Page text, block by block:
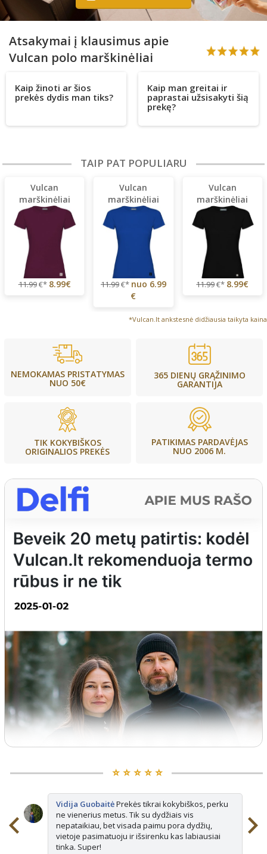
Atsakymai į klausimus apie
Vulcan polo marškinėliai
Kaip žinoti ar šios
prekės dydis man tiks?
Kaip man greitai ir
paprastai užsisakyti šią
prekę?
TAIP PAT POPULIARU
Vulcan
marškinėliai
11.99€* 8.99€
Vulcan
marškinėliai
11.99€* nuo 6.99
€
Vulcan
marškinėliai
11.99€* 8.99€
*Vulcan.lt ankstesnė didžiausia taikyta kaina
NEMOKAMAS PRISTATYMAS
NUO 50€
365 DIENŲ GRĄŽINIMO
GARANTIJA
TIK KOKYBIŠKOS
ORIGINALIOS PREKĖS
PATIKIMAS PARDAVĖJAS
NUO 2006 M.
⭐️ ⭐️ ⭐️ ⭐️ ⭐️
Vidija GuobaitėPrekės tikrai kokybiškos, perku
ne vienerius metus. Tik su dydžiais vis
nepataikiau, bet visada paimu pora dydžių,
vietoje pasimatuoju ir išsirenku kas labiausiai
tinka. Super!